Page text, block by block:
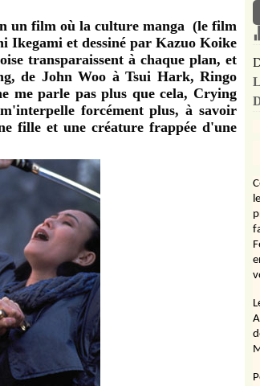
un film où la culture manga (le film
Ikegami et dessiné par Kazuo Koike
transparaissent à chaque plan, et
de John Woo à Tsui Hark, Ringo
me parle pas plus que cela, Crying
forcément plus, à savoir
fille et une créature frappée d'une
le